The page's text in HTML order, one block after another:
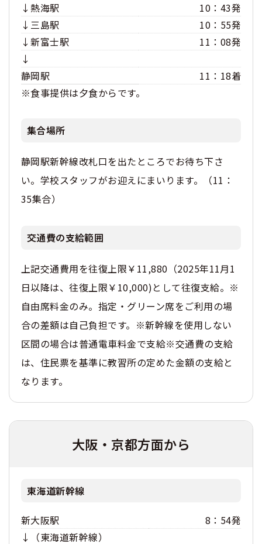
↓熱海駅
10：43発
↓三島駅
10：55発
↓新富士駅
11：08発
↓
静岡駅
11：18着
※食事提供は夕食からです。
集合場所
静岡駅新幹線改札口を出たところでお待ち下さ
い。学校スタッフがお迎えにまいります。（11：
35集合）
交通費の支給範囲
上記交通費用を往復上限￥11,880（2025年11月1
日以降は、往復上限￥10,000)として往復支給。※
自由席料金のみ。指定・グリーン席をご利用の場
合の差額は自己負担です。※新幹線を使用しない
区間の場合は普通電車料金で支給※交通費の支給
は、住民票を基準に教習所の定めた金額の支給と
なります。
大阪・京都方面から
東海道新幹線
新大阪駅
8：54発
↓（東海道新幹線）